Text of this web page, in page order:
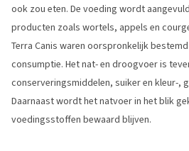
ook zou eten. De voeding wordt
producten zoals wortels, appels en
Terra Canis waren oorspronkelijk
consumptie. Het nat- en droogvoer is
conserveringsmiddelen, suiker en kleur-,
Daarnaast wordt het natvoer in het blik
voedingsstoffen bewaard blijven.